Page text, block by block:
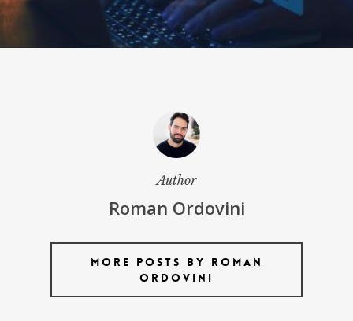
Author
Roman Ordovini
More posts by Roman
Ordovini